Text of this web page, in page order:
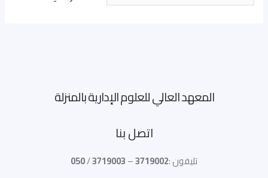
المعهد العالي للعلوم الإدارية بالمنزلة
اتصل بنا
تليفون :3719002
–
3719003
/
050